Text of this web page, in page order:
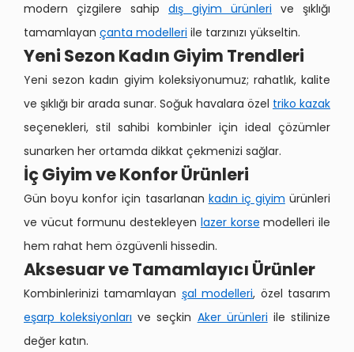
modern çizgilere sahip dış giyim ürünleri ve şıklığı
tamamlayan çanta modelleri ile tarzınızı yükseltin.
Yeni Sezon Kadın Giyim Trendleri
Yeni sezon kadın giyim koleksiyonumuz; rahatlık, kalite
ve şıklığı bir arada sunar. Soğuk havalara özel triko kazak
seçenekleri, stil sahibi kombinler için ideal çözümler
sunarken her ortamda dikkat çekmenizi sağlar.
İç Giyim ve Konfor Ürünleri
Gün boyu konfor için tasarlanan kadın iç giyim ürünleri
ve vücut formunu destekleyen lazer korse modelleri ile
hem rahat hem özgüvenli hissedin.
Aksesuar ve Tamamlayıcı Ürünler
Kombinlerinizi tamamlayan şal modelleri, özel tasarım
eşarp koleksiyonları ve seçkin Aker ürünleri ile stilinize
değer katın.